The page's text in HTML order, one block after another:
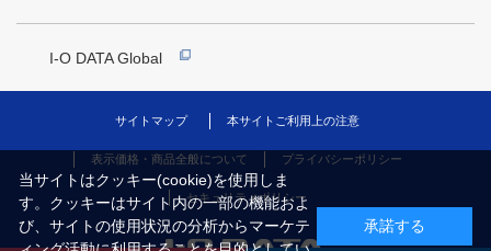
I-O DATA Global
サイトマップ 本サイトご利用上の注意
表示価格・商品全般について プライバシーポリシー
セキュリティポリシー
当サイトはクッキー(cookie)を使用しま
す。クッキーはサイト内の一部の機能およ
び、サイトの使用状況の分析からマーケテ
承諾する